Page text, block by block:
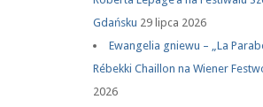
Gdańsku 29 lipca 2026
Ewangelia gniewu – „La
Rébekki Chaillon na Wiener
2026